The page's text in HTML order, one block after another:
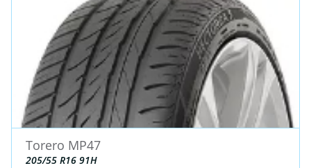
ДЛЯ ГРУЗОВЫХ АВТО
ДЛЯ ЛЕГКОВЫХ АВТО
ШИНЫ
ДИСКИ
АККУМУЛЯТОРЫ
Torero MP47
205/55 R16 91H